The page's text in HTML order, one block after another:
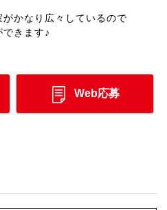
がかなり広々しているので
きます♪
Web応募